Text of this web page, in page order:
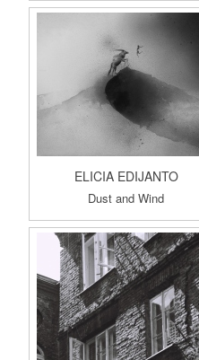
ELICIA EDIJANTO
Dust and Wind